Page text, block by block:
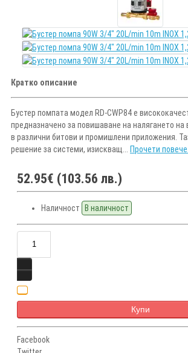
Кратко описание
Бустер помпата модел RD-CWP84 е
предназначено за повишаване на налягането на
в различни битови и промишлени приложения.
решение за системи, изискващ... Прочети повече...
52.95€ (103.56 лв.)
Наличност В наличност
Купи
Facebook